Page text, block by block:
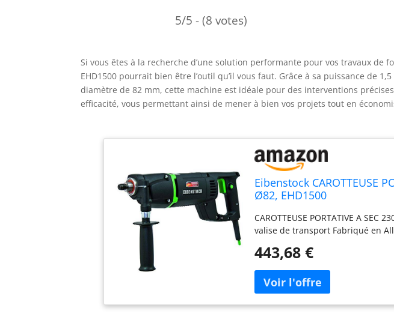
5/5 - (8 votes)
Si vous êtes à la recherche d’une solution performante pour vos travaux de
EHD1500 pourrait bien être l’outil qu’il vous faut. Grâce à sa puissance de
diamètre de 82 mm, cette machine est idéale pour des interventions
efficacité, vous permettant ainsi de mener à bien vos projets tout en
Eibenstock CAROTTEUSE
Ø82, EHD1500
CAROTTEUSE PORTATIVE A SEC
valise de transport Fabriqué en
443,68 €